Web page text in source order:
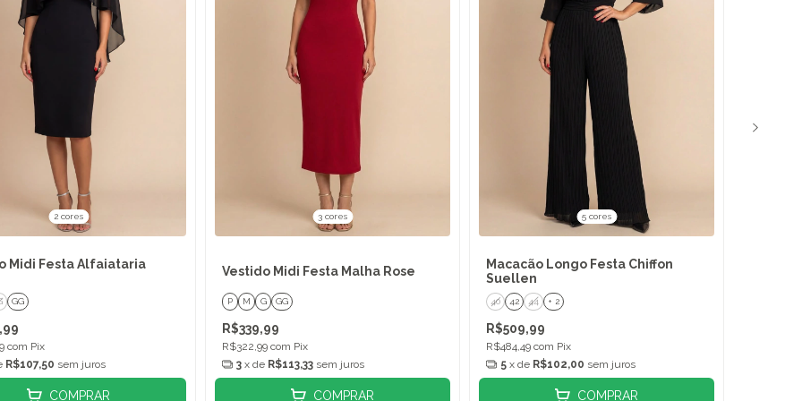
2 cores
Midi Festa Alfaiataria
GG
com Pix
R$107,50 sem juros
COMPRAR
3 cores
Vestido Midi Festa Malha Rose
P M G GG
R$339,99
R$322,99 com Pix
3 x de R$113,33 sem juros
COMPRAR
5 cores
Macacão Longo Festa Chiffon
Suellen
40 42 44 + 2
R$509,99
R$484,49 com Pix
5 x de R$102,00 sem juros
COMPRAR